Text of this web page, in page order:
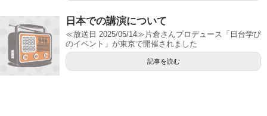
日本での講演について
≪放送日 2025/05/14≫片倉さんプロデュース「日台学び
のイベント」が東京で開催されました
記事を読む